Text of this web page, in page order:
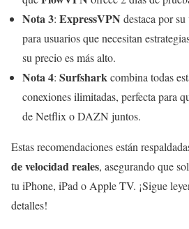
Nota 3: ExpressVPN destaca por
para usuarios que necesitan
su precio es más alto.
Nota 4: Surfsharkcombina todas
conexiones ilimitadas, perfecta para
de Netflix o DAZN juntos.
Estas recomendaciones están
de velocidad reales, asegurando que
tu iPhone, iPad o Apple TV. ¡Sigue
detalles!